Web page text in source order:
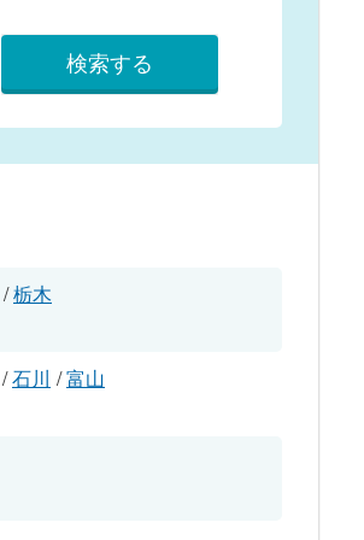
検索する
/栃木
石川 /富山